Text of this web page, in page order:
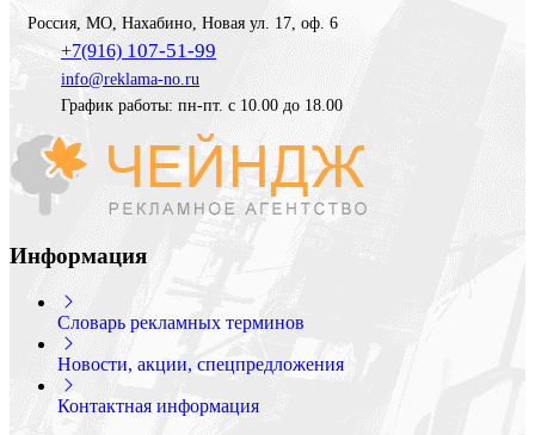
Россия, МО, Нахабино, Новая ул. 17, оф. 6
+7(916) 107-51-99
info@reklama-no.ru
График работы: пн-пт. с 10.00 до 18.00
Информация
Словарь рекламных терминов
Новости, акции, спецпредложения
Контактная информация